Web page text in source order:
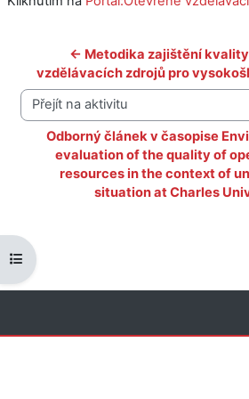
Otevřít indexu kurzu
← Metodika zajištění
vzdělávacích zdrojů pro
Přejít na aktivitu
Odborný článek v časopise
evaluation of the quality of
resources in the context of
situation at Charles